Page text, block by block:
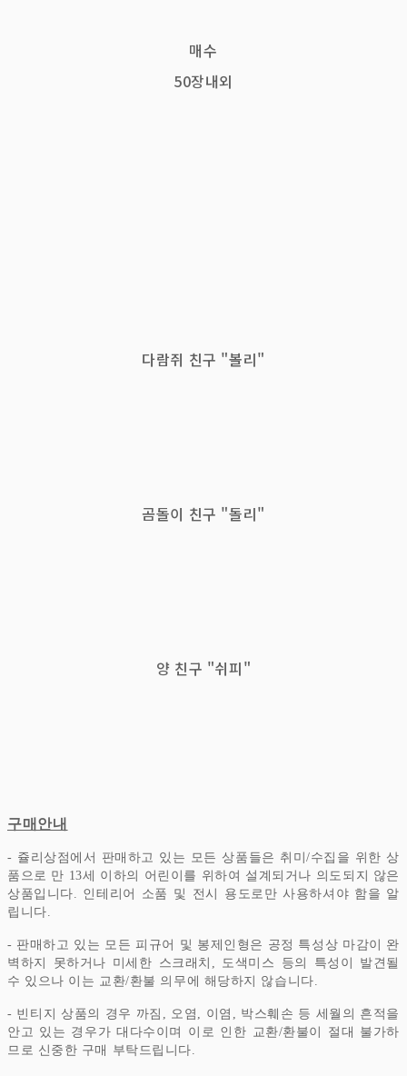
매수
50장내외
다람쥐 친구 "볼리"
곰돌이 친구 "돌리"
양 친구 "쉬피"
구매안내
- 쥴리상점에서 판매하고 있는 모든 상품들은 취미/수집을 위한 상
품으로 만 13세 이하의 어린이를 위하여 설계되거나 의도되지 않은
상품입니다. 인테리어 소품 및 전시 용도로만 사용하셔야 함을 알
립니다.
- 판매하고 있는 모든 피규어 및 봉제인형은 공정 특성상 마감이 완
벽하지 못하거나 미세한 스크래치, 도색미스 등의 특성이 발견될
수 있으나 이는 교환/환불 의무에 해당하지 않습니다.
- 빈티지 상품의 경우 까짐, 오염, 이염, 박스훼손 등 세월의 흔적을
안고 있는 경우가 대다수이며 이로 인한 교환/환불이 절대 불가하
므로 신중한 구매 부탁드립니다.